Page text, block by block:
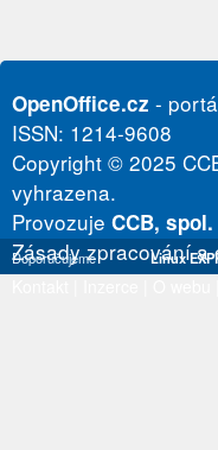
OpenOffice.cz -
ISSN: 1214-9608
Copyright © 2025
vyhrazena.
Provozuje CCB,
Zásady zpracování
Doporučujeme Linux